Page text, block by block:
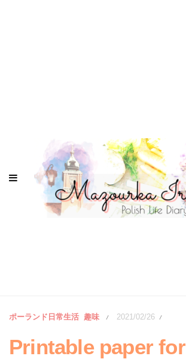
ポーランド日常生活 趣味 / 2021/02/26 /
Printable paper for